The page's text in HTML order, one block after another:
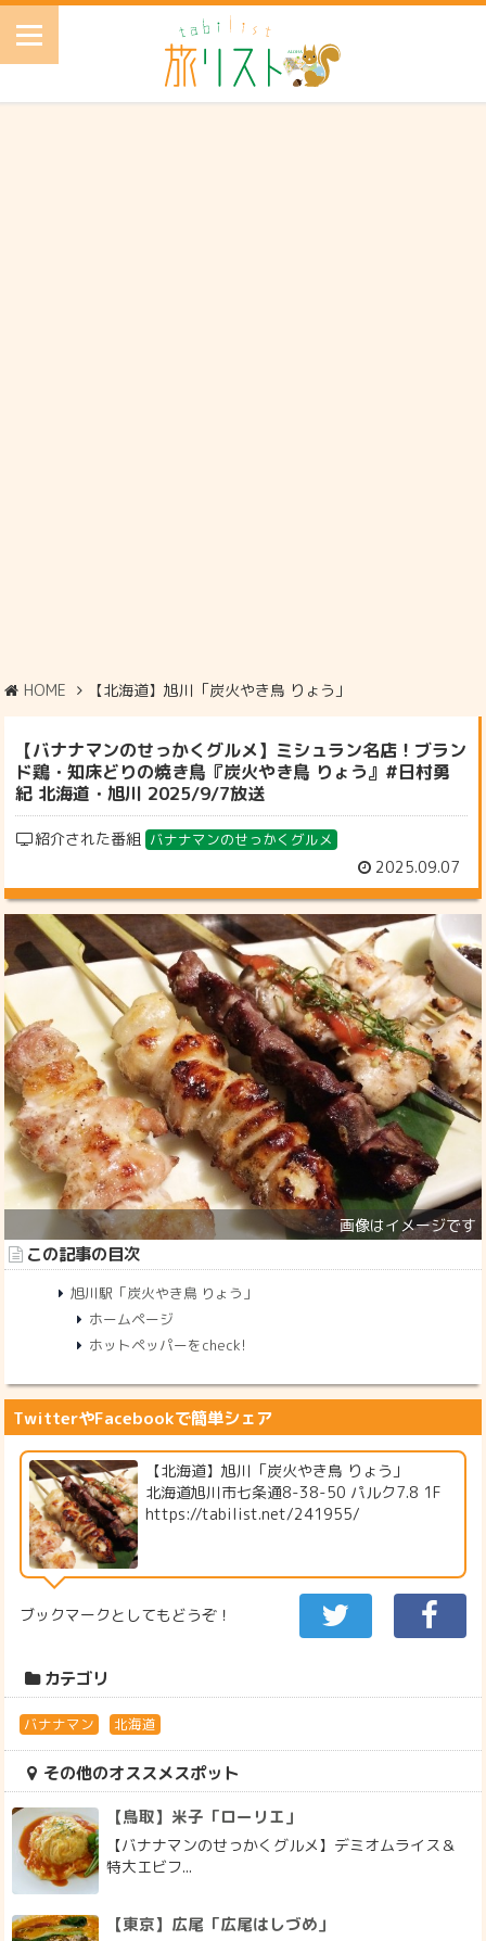
HOME 【北海道】旭川「炭火やき鳥 りょう」
【バナナマンのせっかくグルメ】ミシュラン名店！ブラン
ド鶏・知床どりの焼き鳥『炭火やき鳥 りょう』#日村勇
紀 北海道・旭川 2025/9/7放送
紹介された番組 バナナマンのせっかくグルメ
2025.09.07
この記事の目次
旭川駅「炭火やき鳥 りょう」
ホームページ
ホットペッパーをcheck!
TwitterやFacebookで簡単シェア
【北海道】旭川「炭火やき鳥 りょう」
北海道旭川市七条通8-38-50 パルク7.8 1F
https://tabilist.net/241955/
ブックマークとしてもどうぞ！
カテゴリ
バナナマン 北海道
その他のオススメスポット
【鳥取】米子「ローリエ」
【バナナマンのせっかくグルメ】デミオムライス＆
特大エビフ...
【東京】広尾「広尾はしづめ」